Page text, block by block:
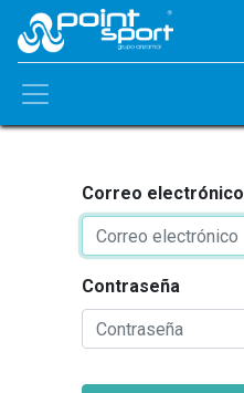
Correo electrónico
Contraseña